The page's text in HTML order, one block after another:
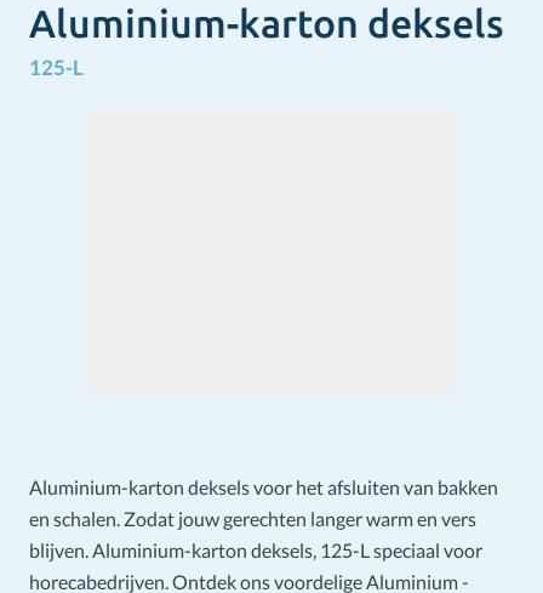
Aluminium-karton deksels
125-L
Aluminium-karton deksels voor het afsluiten van bakken
en schalen. Zodat jouw gerechten langer warm en vers
blijven. Aluminium-karton deksels, 125-L speciaal voor
horecabedrijven. Ontdek ons voordelige Aluminium -